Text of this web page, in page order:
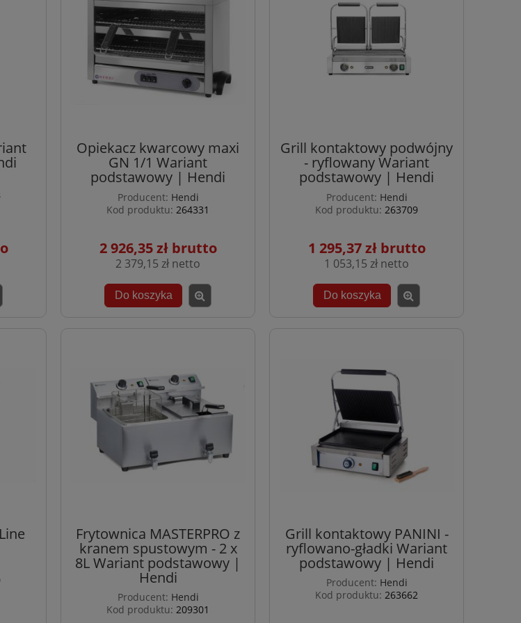
Opiekacz kwarcowy maxi
GN 1/1 Wariant
podstawowy | Hendi
Producent: Hendi
Kod produktu: 264331
2 926,35 zł
2 379,15 zł
Do koszyka
Grill kontaktowy podwójny
- ryflowany Wariant
podstawowy | Hendi
Producent: Hendi
Kod produktu: 263709
1 295,37 zł
1 053,15 zł
Do koszyka
Frytownica MASTERPRO z
kranem spustowym - 2 x
8L Wariant podstawowy |
Hendi
Producent: Hendi
Kod produktu: 209301
Grill kontaktowy PANINI -
ryflowano-gładki Wariant
podstawowy | Hendi
Producent: Hendi
Kod produktu: 263662